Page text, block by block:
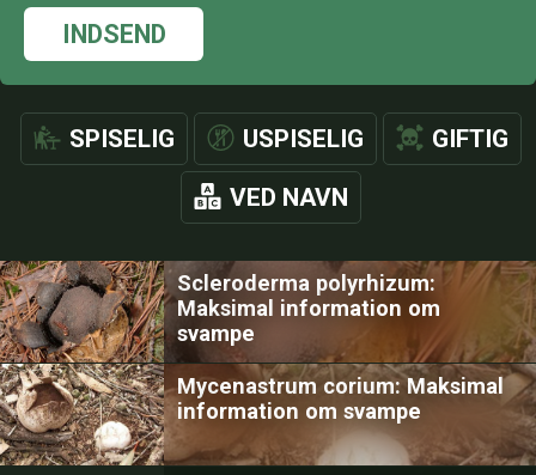
INDSEND
SPISELIG USPISELIG GIFTIG
VED NAVN
Scleroderma polyrhizum:
Maksimal information om
svampe
Mycenastrum corium: Maksimal
information om svampe